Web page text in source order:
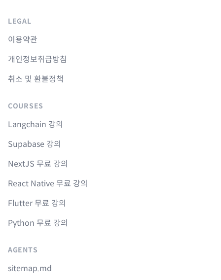
LEGAL
이용약관
개인정보취급방침
취소 및 환불정책
COURSES
Langchain 강의
Supabase 강의
NextJS 무료 강의
React Native 무료 강의
Flutter 무료 강의
Python 무료 강의
AGENTS
sitemap.md